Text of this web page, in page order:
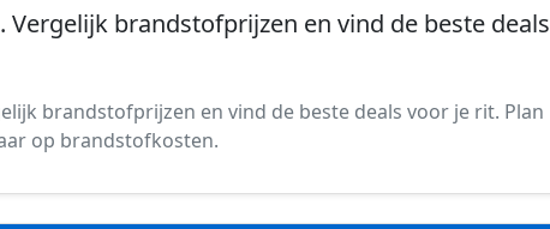
brandstofprijzen en vind de beste deals
brandstofprijzen en vind de beste deals voor je rit. Plan
op brandstofkosten.